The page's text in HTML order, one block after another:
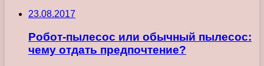
23.08.2017
Робот-пылесос или обычный пылесос:
чему отдать предпочтение?